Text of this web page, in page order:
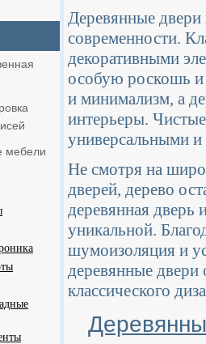
мебели
Деревянные
современности.
декоративными
особую роскошь и
и минимализм, а
интерьеры.
универсальными
Не смотря на
дверей, дерево
деревянная дверь
уникальной.
шумоизоляция и
деревянные
классического